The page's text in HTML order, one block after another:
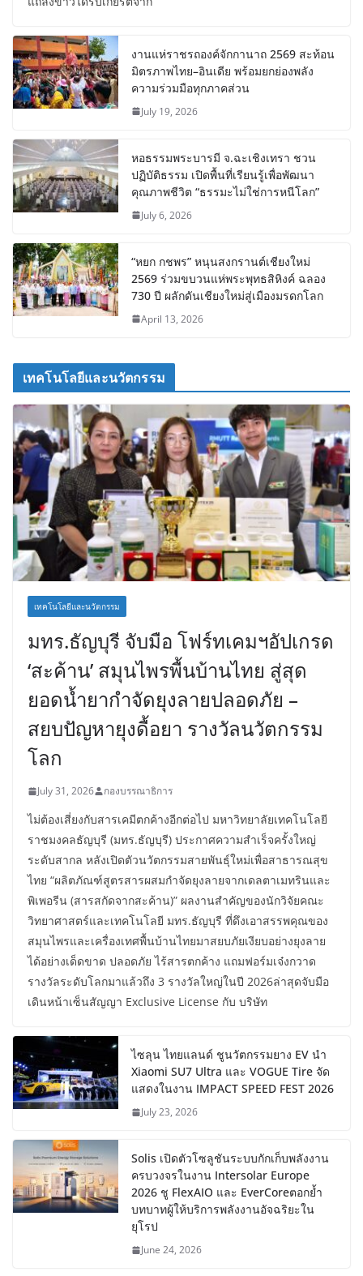
งานแห่ราชรถองค์จักกานาถ 2569 สะท้อน
มิตรภาพไทย–อินเดีย พร้อมยกย่องพลัง
ความร่วมมือทุกภาคส่วน
July 19, 2026
หอธรรมพระบารมี จ.ฉะเชิงเทรา ชวน
ปฏิบัติธรรม เปิดพื้นที่เรียนรู้เพื่อพัฒนา
คุณภาพชีวิต “ธรรมะไม่ใช่การหนีโลก”
July 6, 2026
“หยก กชพร” หนุนสงกรานต์เชียงใหม่
2569 ร่วมขบวนแห่พระพุทธสิหิงค์ ฉลอง
730 ปี ผลักดันเชียงใหม่สู่เมืองมรดกโลก
April 13, 2026
เทคโนโลยีและนวัตกรรม
เทคโนโลยีและนวัตกรรม
มทร.ธัญบุรี จับมือ โฟร์ทเคมฯอัปเกรด
‘สะค้าน’ สมุนไพรพื้นบ้านไทย สู่สุด
ยอดน้ำยากำจัดยุงลายปลอดภัย –
สยบปัญหายุงดื้อยา รางวัลนวัตกรรม
โลก
July 31, 2026 กองบรรณาธิการ
ไม่ต้องเสี่ยงกับสารเคมีตกค้างอีกต่อไป มหาวิทยาลัยเทคโนโลยี
ราชมงคลธัญบุรี (มทร.ธัญบุรี) ประกาศความสำเร็จครั้งใหญ่
ระดับสากล หลังเปิดตัวนวัตกรรมสายพันธุ์ใหม่เพื่อสาธารณสุข
ไทย “ผลิตภัณฑ์สูตรสารผสมกำจัดยุงลายจากเดลตาเมทรินและ
พิเพอรีน (สารสกัดจากสะค้าน)” ผลงานสำคัญของนักวิจัยคณะ
วิทยาศาสตร์และเทคโนโลยี มทร.ธัญบุรี ที่ดึงเอาสรรพคุณของ
สมุนไพรและเครื่องเทศพื้นบ้านไทยมาสยบภัยเงียบอย่างยุงลาย
ได้อย่างเด็ดขาด ปลอดภัย ไร้สารตกค้าง แถมฟอร์มเจ๋งกวาด
รางวัลระดับโลกมาแล้วถึง 3 รางวัลใหญ่ในปี 2026ล่าสุดจับมือ
เดินหน้าเซ็นสัญญา Exclusive License กับ บริษัท
ไซลุน ไทยแลนด์ ชูนวัตกรรมยาง EV นำ
Xiaomi SU7 Ultra และ VOGUE Tire จัด
แสดงในงาน IMPACT SPEED FEST 2026
July 23, 2026
Solis เปิดตัวโซลูชันระบบกักเก็บพลังงาน
ครบวงจรในงาน Intersolar Europe
2026 ชู FlexAIO และ EverCoreตอกย้ำ
บทบาทผู้ให้บริการพลังงานอัจฉริยะใน
ยุโรป
June 24, 2026